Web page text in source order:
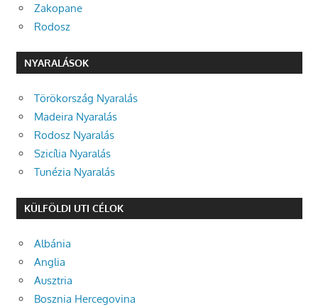
Zakopane
Rodosz
NYARALÁSOK
Törökország Nyaralás
Madeira Nyaralás
Rodosz Nyaralás
Szicília Nyaralás
Tunézia Nyaralás
KÜLFÖLDI UTI CÉLOK
Albánia
Anglia
Ausztria
Bosznia Hercegovina